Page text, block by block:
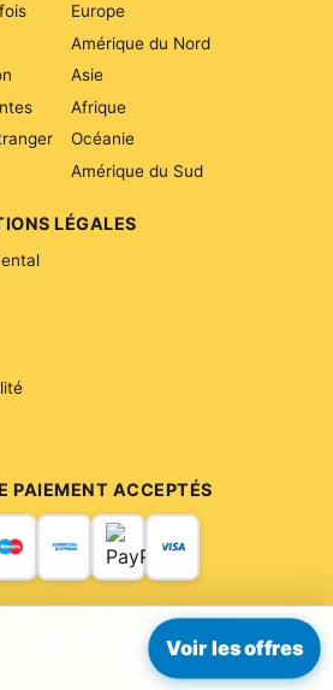
Voir les offres
Europe
Amérique du Nord
Asie
Afrique
Océanie
Amérique du Sud
LÉGALES
PAIEMENT ACCEPTÉS
- Torbjorn Ahlberg